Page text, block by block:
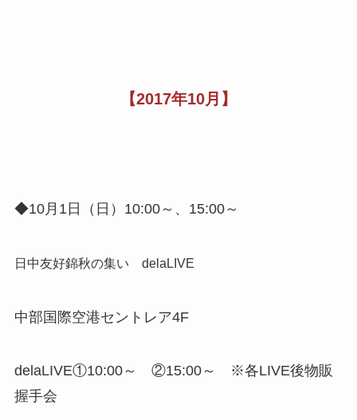
【2017年10月】
◆10月1日（日）10:00～、15:00～
日中友好錦秋の集い delaLIVE
中部国際空港セントレア4F
delaLIVE①10:00～ ②15:00～ ※各LIVE後物販
握手会